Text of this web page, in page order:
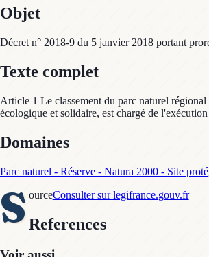
Objet
Décret n° 2018-9 du 5 janvier 2018 portant
Texte complet
Article 1 Le classement du parc naturel
écologique et solidaire, est chargé de
Domaines
Parc naturel - Réserve - Natura 2000 - Site
S ourceConsulter sur legifrance.gouv.fr
References